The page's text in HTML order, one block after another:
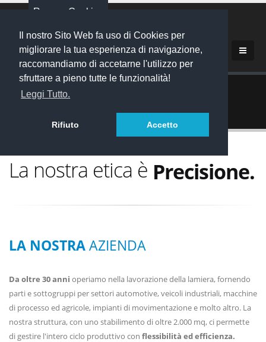
Revoca Cookies
Il nostro Sito Web fa uso di Cookies per
migliorare la tua esperienza di navigazione,
raccomandiamo di accetarne l'utilizzo per
sfruttare a pieno tutte le funzionalità!
Leggi Tutto.
Rifiuto Accetto
Home Azienda
Chi siamo
La nostra etica è Precisione.
Rapidità.
LA NOSTRAAZIENDA
Da oltre 30 anni operiamo nella lavorazione della lamiera, fornendo
parti e sottogruppi per settori automotive, veicoli industriali, macchine
di processo ed agricole, impianti di movimentazione e molto altro. La
nostra struttura, con uno stabilimento di oltre 2.000 mq, ci permette
di gestire l'intero ciclo produttivo con flessibilità ed efficienza.